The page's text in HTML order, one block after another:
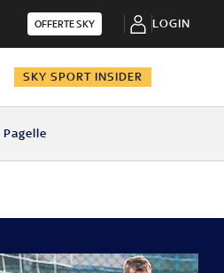
OFFERTE SKY LOGIN
SKY SPORT INSIDER
Pagelle